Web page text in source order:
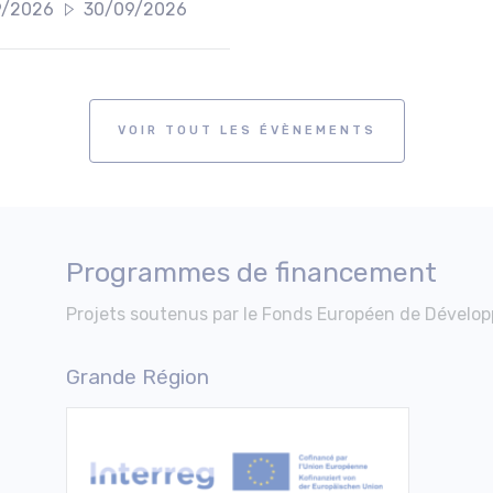
2026 30/09/2026
VOIR TOUT LES ÉVÈNEMENTS
Programmes de financement
Projets soutenus par le Fonds Européen de
Grande Région